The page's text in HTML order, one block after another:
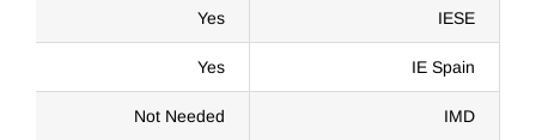
IESE
Yes
IE Spain
Yes
IMD
Not Needed